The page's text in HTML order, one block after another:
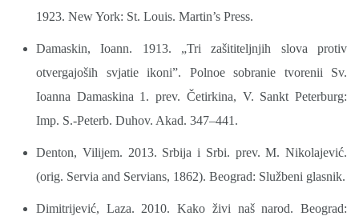
1923. New York: St. Louis. Martin’s Press.
Damaskin, Ioann. 1913. „Tri zašititeljnjih slova protiv
otvergajoših svjatie ikoni”. Polnoe sobranie tvorenii Sv.
Ioanna Damaskina 1. prev. Četirkina, V. Sankt Peterburg:
Imp. S.-Peterb. Duhov. Akad. 347–441.
Denton, Vilijem. 2013. Srbija i Srbi. prev. M. Nikolajević.
(orig. Servia and Servians, 1862). Beograd: Službeni glasnik.
Dimitrijević, Laza. 2010. Kako živi naš narod. Beograd: